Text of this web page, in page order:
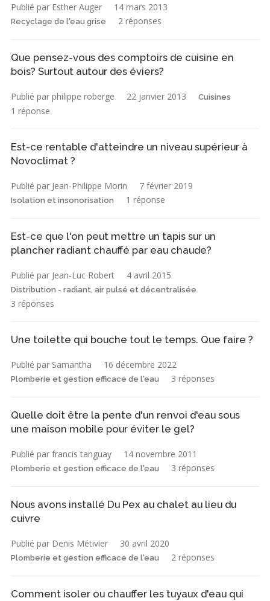
Publié par Esther Auger 14 mars 2013
Recyclage de l'eau grise 2 réponses
Que pensez-vous des comptoirs de cuisine en
bois? Surtout autour des éviers?
Publié par philippe roberge 22 janvier 2013 Cuisines
1 réponse
Est-ce rentable d'atteindre un niveau supérieur à
Novoclimat ?
Publié par Jean-Philippe Morin 7 février 2019
Isolation et insonorisation 1 réponse
Est-ce que l'on peut mettre un tapis sur un
plancher radiant chauffé par eau chaude?
Publié par Jean-Luc Robert 4 avril 2015
Distribution - radiant, air pulsé et décentralisée
3 réponses
Une toilette qui bouche tout le temps. Que faire ?
Publié par Samantha 16 décembre 2022
Plomberie et gestion efficace de l'eau 3 réponses
Quelle doit être la pente d'un renvoi d'eau sous
une maison mobile pour éviter le gel?
Publié par francis tanguay 14 novembre 2011
Plomberie et gestion efficace de l'eau 3 réponses
Nous avons installé Du Pex au chalet au lieu du
cuivre
Publié par Denis Métivier 30 avril 2020
Plomberie et gestion efficace de l'eau 2 réponses
Comment isoler ou chauffer les tuyaux d'eau qui